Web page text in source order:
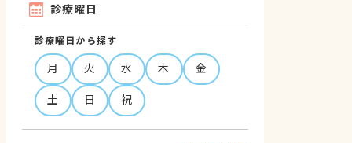
診療曜日
診療曜日から探す
月 火 水 木
金
土
日 祝